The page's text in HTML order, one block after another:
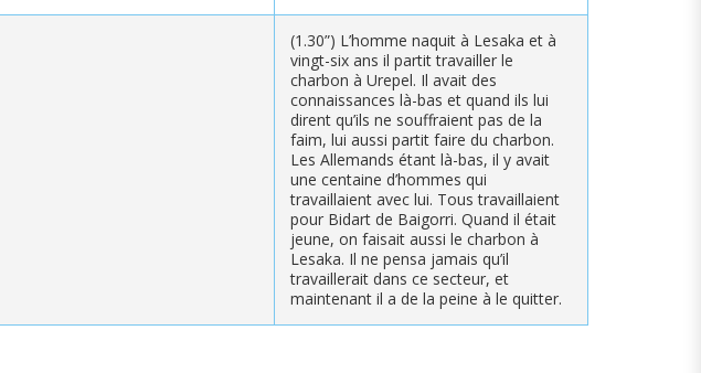
(1.30”) L’homme naquit à Lesaka et à
vingt-six ans il partit travailler le
charbon à Urepel. Il avait des
connaissances là-bas et quand ils lui
dirent qu’ils ne souffraient pas de la
faim, lui aussi partit faire du charbon.
Les Allemands étant là-bas, il y avait
une centaine d’hommes qui
travaillaient avec lui. Tous travaillaient
pour Bidart de Baigorri. Quand il était
jeune, on faisait aussi le charbon à
Lesaka. Il ne pensa jamais qu’il
travaillerait dans ce secteur, et
maintenant il a de la peine à le quitter.